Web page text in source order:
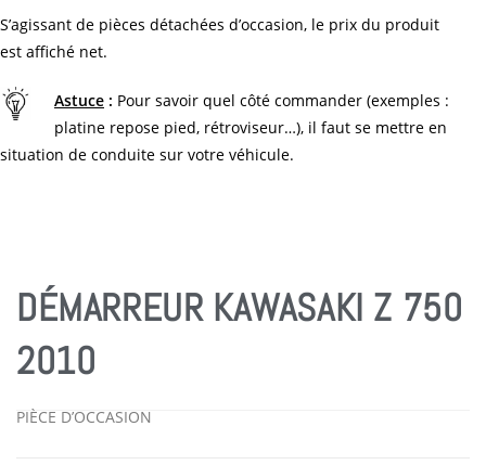
S’agissant de pièces détachées d’occasion, le prix du produit
est affiché net.
Astuce : Pour savoir quel côté commander (exemples :
platine repose pied, rétroviseur…), il faut se mettre en
situation de conduite sur votre véhicule.
DÉMARREUR KAWASAKI Z 750
2010
PIÈCE D’OCCASION